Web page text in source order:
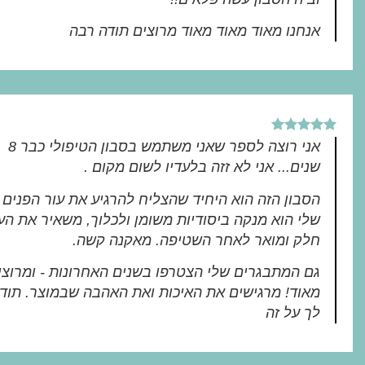
אנחנו מאוד מאוד מאוד מרוצים תודה רבה
אני רוצה לספר שאני משתמש בסבון הטיפולי כבר 8
שנים... אני לא זזה בלעדיו לשום מקום .
הסבון הזה הוא היחיד שהצליח להרגיע את עור הפנים
שלי הוא מנקה ביסודיות משומן ולכלוך, משאיר את
חלק ומואר לאחר השטיפה. מאקנה קשה.
גם המתבגרים שלי הצטרפו בשנים האחרונות -
מאוד! מרגישים את האיכות ואת האהבה שבמוצר.
לך על זה